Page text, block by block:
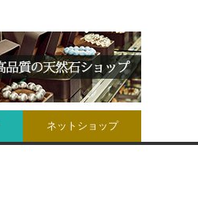
ネットショップ